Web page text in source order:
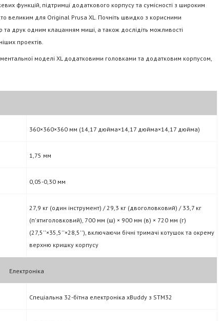
функцій, підтримці додаткового корпусу та сумісності з широким
великим для Original Prusa XL. Почніть швидко з корисними
друк одним клацанням миші, а також дослідіть можливості
проектів.
моделі XL додатковими головками та додатковим корпусом,
360×360×360 мм (14,17 дюйма×14,17 дюйма×14,17 дюйма)
1,75 мм
0,05-0,30 мм
27,9 кг (один інструмент) / 29,3 кг (двоголовковий) / 33,7 кг
(п'ятиголовковий), 700 мм (ш) × 900 мм (в) × 720 мм (г)
(27,5''×35,5''×28,5''), включаючи бічні тримачі котушок та окрему
верхню кришку корпусу
Електроніка
Спеціальна 32-бітна електроніка xBuddy з STM32